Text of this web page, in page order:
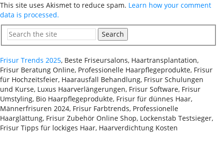
This site uses Akismet to reduce spam. Learn how your comment
data is processed.
Search
Frisur Trends 2025, Beste Friseursalons, Haartransplantation,
Frisur Beratung Online, Professionelle Haarpflegeprodukte, Frisur
für Hochzeitsfeier, Haarausfall Behandlung, Frisur Schulungen
und Kurse, Luxus Haarverlängerungen, Frisur Software, Frisur
Umstyling, Bio Haarpflegeprodukte, Frisur für dünnes Haar,
Männerfrisuren 2024, Frisur Farbtrends, Professionelle
Haarglättung, Frisur Zubehör Online Shop, Lockenstab Testsieger,
Frisur Tipps für lockiges Haar, Haarverdichtung Kosten